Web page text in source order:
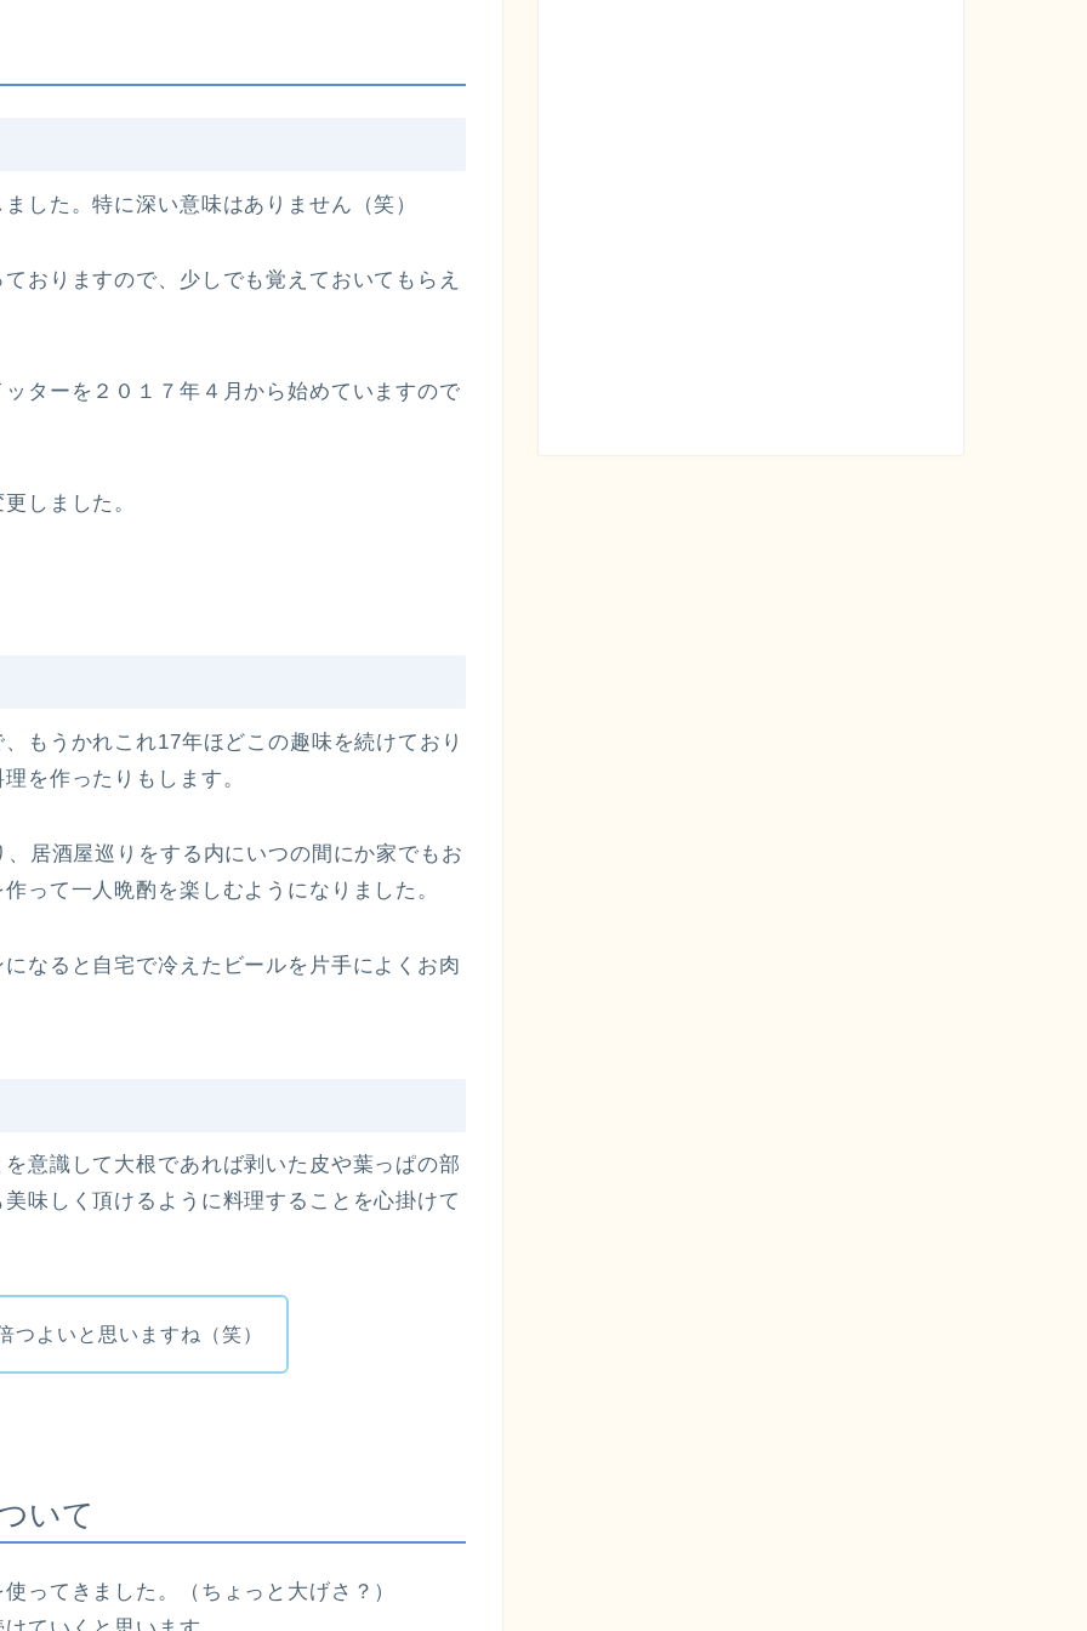
した。特に深い意味はありません（笑）
おりますので、少しでも覚えておいてもらえ
ターを２０１７年４月から始めていますので
しました。
もうかれこれ17年ほどこの趣味を続けており
を作ったりもします。
居酒屋巡りをする内にいつの間にか家でもお
って一人晩酌を楽しむようになりました。
なると自宅で冷えたビールを片手によくお肉
を意識して大根であれば剥いた皮や葉っぱの部
味しく頂けるように料理することを心掛けて
つよいと思いますね（笑）
いて
ってきました。（ちょっと大げさ？）